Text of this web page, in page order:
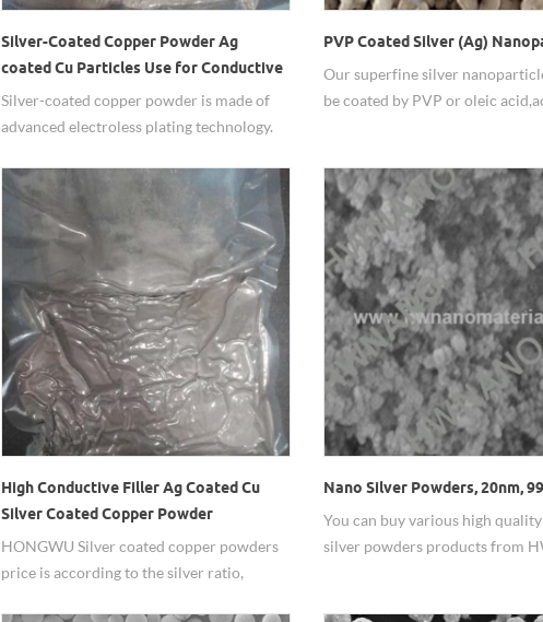
Silver-Coated Copper Powder Ag
coated Cu Particles Use for Conductive
Silver-coated copper powder is made of
advanced electroless plating technology.
treatment processes, different thicknesses
of silver plating are formed on the surface
of ultra-fine copper powder.
PVP Coated Silver (Ag)
Our superfine silver
be coated by PVP or oleic
High Conductive Filler Ag Coated Cu
Silver Coated Copper Powder
HONGWU Silver coated copper powders
price is according to the silver ratio,
Nano Silver Powders, 20nm,
You can buy various high
silver powders products from